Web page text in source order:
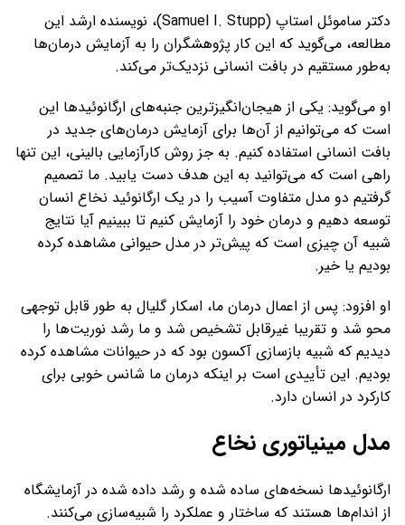
دکتر ساموئل استاپ (Samuel I. Stupp)، نویسنده ارشد این
مطالعه، می‌گوید که این کار پژوهشگران را به آزمایش درمان‌ها
به‌طور مستقیم در بافت انسانی نزدیک‌تر می‌کند.
او می‌گوید: یکی از هیجان‌انگیزترین جنبه‌های ارگانوئیدها این
است که می‌توانیم از آن‌ها برای آزمایش درمان‌های جدید در
بافت انسانی استفاده کنیم. به ‌جز روش کارآزمایی بالینی، این تنها
راهی است که می‌توانید به این هدف دست یابید. ما تصمیم
گرفتیم دو مدل متفاوت آسیب را در یک ارگانوئید نخاع انسان
توسعه دهیم و درمان خود را آزمایش کنیم تا ببینیم آیا نتایج
شبیه آن چیزی است که پیش‌تر در مدل حیوانی مشاهده کرده
بودیم یا خیر.
او افزود: پس از اعمال درمان ما، اسکار گلیال به ‌طور قابل ‌توجهی
محو شد و تقریبا غیرقابل تشخیص شد و ما رشد نوریت‌ها را
دیدیم که شبیه بازسازی آکسون بود که در حیوانات مشاهده کرده
بودیم. این تأییدی است بر اینکه درمان ما شانس خوبی برای
کارکرد در انسان دارد.
مدل مینیاتوری نخاع
ارگانوئیدها نسخه‌های ساده ‌شده و رشد داده ‌شده در آزمایشگاه
از اندام‌ها هستند که ساختار و عملکرد را شبیه‌سازی می‌کنند.